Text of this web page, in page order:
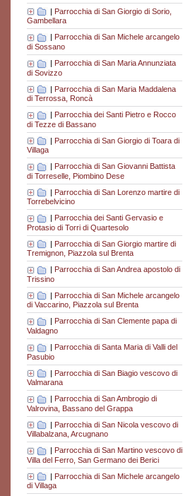
| Parrocchia di San Giorgio di Sorio,
Gambellara
Parrocchia di San Michele arcangelo
di Sossano
| Parrocchia di San Maria Annunziata
di Sovizzo
| Parrocchia di San Maria Maddalena
di Terrossa, Roncà
| Parrocchia dei Santi Pietro e Rocco
di Tezze di Bassano
| Parrocchia di San Giorgio di Toara di
Villaga
| Parrocchia di San Giovanni Battista
di Torreselle, Piombino Dese
| Parrocchia di San Lorenzo martire di
Torrebelvicino
Parrocchia dei Santi Gervasio e
Protasio di Torri di Quartesolo
| Parrocchia di San Giorgio martire di
Tremignon, Piazzola sul Brenta
Parrocchia di San Andrea apostolo di
Trissino
| Parrocchia di San Michele arcangelo
di Vaccarino, Piazzola sul Brenta
Parrocchia di San Clemente papa di
Valdagno
| Parrocchia di Santa Maria di Valli del
Pasubio
| Parrocchia di San Biagio vescovo di
Valmarana
| Parrocchia di San Ambrogio di
Valrovina, Bassano del Grappa
| Parrocchia di San Nicola vescovo di
Villabalzana, Arcugnano
| Parrocchia di San Martino vescovo di
Villa del Ferro, San Germano dei Berici
| Parrocchia di San Michele arcangelo
di Villaga